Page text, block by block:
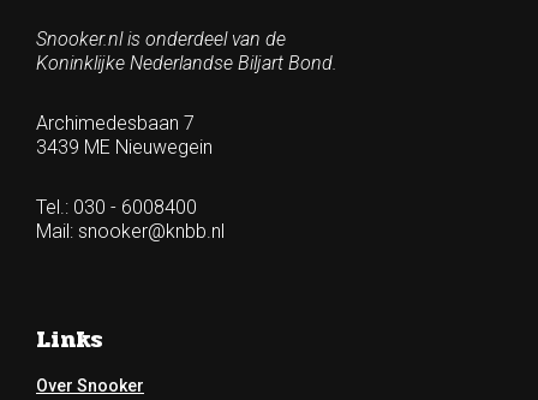
Snooker.nl is onderdeel van de
Koninklijke Nederlandse Biljart Bond.
Archimedesbaan 7
3439 ME Nieuwegein
Tel.: 030 - 6008400
Mail: snooker@knbb.nl
Links
Over Snooker